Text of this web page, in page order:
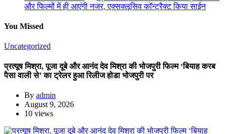
और फिल्मों में ही आएंगी नजर, एक्सक्लूसिव कॉन्ट्रैक्ट किया साईन
You Missed
Uncategorized
प्रत्यूष मिश्रा, पूजा दूबे और आनंद देव मिश्रा की भोजपुरी फिल्म ‘बियाह करब
पैसा वाली से’ का ट्रेलर हुआ रिलीज होडा भोजपुरी पर
By admin
August 9, 2026
10 views